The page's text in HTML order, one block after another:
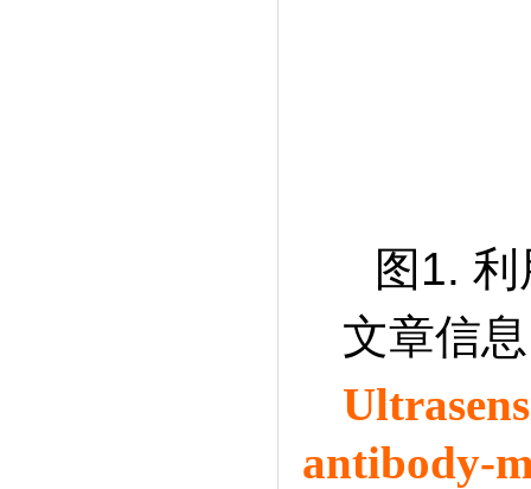
图1.
文章信
antibody-